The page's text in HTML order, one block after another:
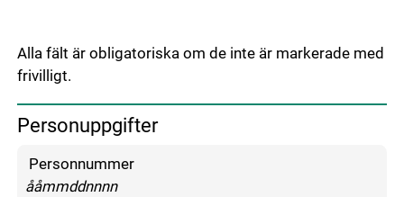
Alla fält är obligatoriska om de inte är markerade med
frivilligt.
Personuppgifter
Fyll i dina personuppgifter
Personnummer
enligt följande mönster:
ååmmddnnnn